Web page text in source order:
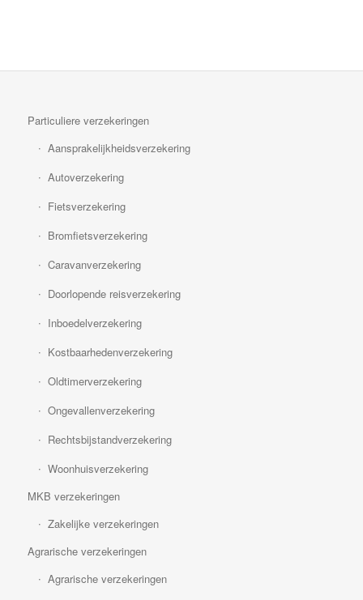
Particuliere verzekeringen
Aansprakelijkheidsverzekering
Autoverzekering
Fietsverzekering
Bromfietsverzekering
Caravanverzekering
Doorlopende reisverzekering
Inboedelverzekering
Kostbaarhedenverzekering
Oldtimerverzekering
Ongevallenverzekering
Rechtsbijstandverzekering
Woonhuisverzekering
MKB verzekeringen
Zakelijke verzekeringen
Agrarische verzekeringen
Agrarische verzekeringen